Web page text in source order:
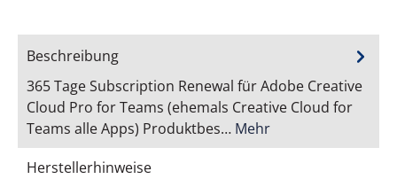
Beschreibung
365 Tage Subscription Renewal für Adobe Creative
Cloud Pro for Teams (ehemals Creative Cloud for
Teams alle Apps) Produktbes… Mehr
Herstellerhinweise